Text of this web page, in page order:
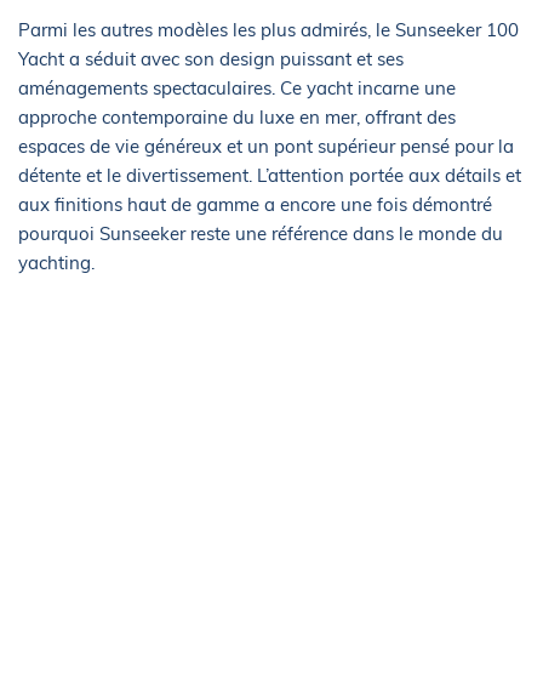
Parmi les autres modèles les plus admirés, le Sunseeker 100
Yacht a séduit avec son design puissant et ses
aménagements spectaculaires. Ce yacht incarne une
approche contemporaine du luxe en mer, offrant des
espaces de vie généreux et un pont supérieur pensé pour la
détente et le divertissement. L’attention portée aux détails et
aux finitions haut de gamme a encore une fois démontré
pourquoi Sunseeker reste une référence dans le monde du
yachting.